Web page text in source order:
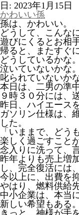
日: 2023年1月15日
かわいい孫
孫は、かわいい。
どうして、こんな
遊びにくるとお相
帰ると、またすぐ
どうしているかな。
泣いていないかな。
叱られていないかな
本日は、二男の準
９時３０分には、
昨日、ハイエース
ガソリン仕様は、
した。
「いままで、どう
楽しく過ごすこと
念入りに洗って、
昨年よりも売上増
し、完全復活には
今以上に、出費を
やはり、燃料供給
中小企業は、本当
新しい希望もある。